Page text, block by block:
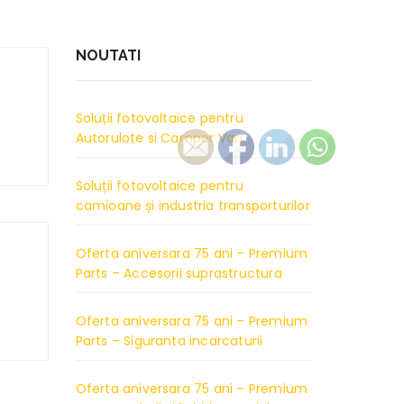
NOUTATI
Soluții fotovoltaice pentru
Autorulote si Camper Van
Soluții fotovoltaice pentru
camioane și industria transporturilor
Oferta aniversara 75 ani – Premium
Parts – Accesorii suprastructura
Oferta aniversara 75 ani – Premium
Parts – Siguranta incarcaturii
Oferta aniversara 75 ani – Premium